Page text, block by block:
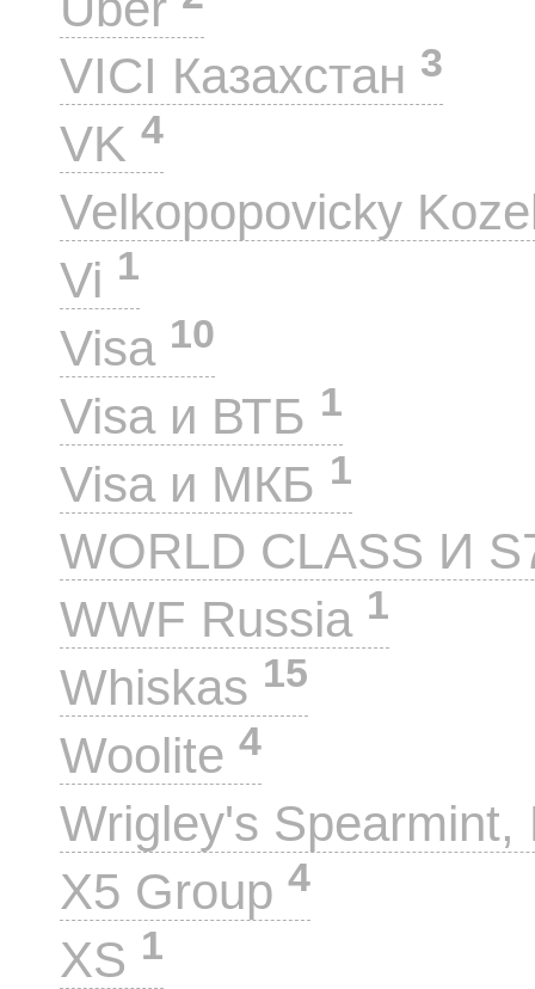
VICI Казахстан 3
VK 4
Velkopopovicky
Vi 1
Visa 10
Visa и ВТБ 1
Visa и МКБ 1
WORLD CLASS И
WWF Russia 1
Whiskas 15
Woolite 4
Wrigley's
X5 Group 4
XS 1